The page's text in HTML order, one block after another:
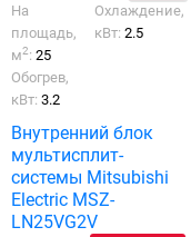
На
площадь,
м2:25
Охлаждение,
кВт:2.5
Обогрев,
кВт:3.2
Внутренний блок
мультисплит-
системы Mitsubishi
Electric MSZ-
LN25VG2V